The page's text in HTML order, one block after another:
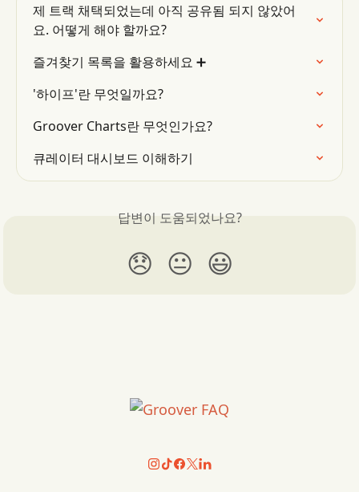
제 트랙 채택되었는데 아직 공유됨 되지 않았어
요. 어떻게 해야 할까요?
즐겨찾기 목록을 활용하세요 ➕
'하이프'란 무엇일까요?
Groover Charts란 무엇인가요?
큐레이터 대시보드 이해하기
답변이 도움되었나요?
😞 😐 😃